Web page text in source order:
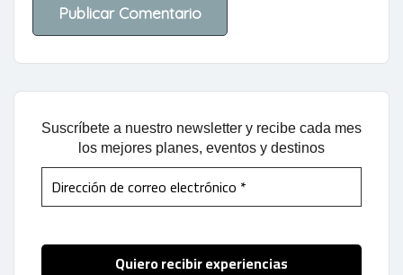
Suscríbete a nuestro newsletter y recibe cada mes
los mejores planes, eventos y destinos